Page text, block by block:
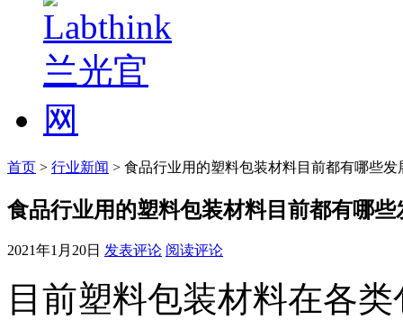
首页 > 行业新闻 > 食品行业用的塑料包装材料目前都有哪些发
食品行业用的塑料包装材料目前都有哪些
2021年1月20日 发表评论 阅读评论
目前塑料包装材料在各